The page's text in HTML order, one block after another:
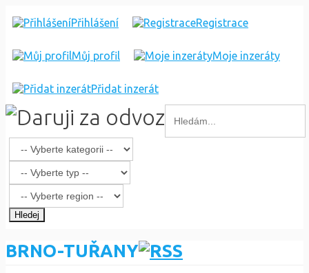
Přihlášení Registrace
Můj profil Moje inzeráty
Přidat inzerát
Hledej
BRNO-TUŘANY